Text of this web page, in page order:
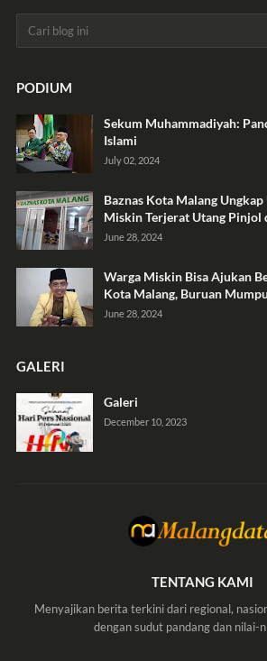
PODIUM
Sekum Muhammadiyah:
Islami
July 02, 2024
Baznas Kota Malang
Miskin Terjerat Utang Pinjol
June 28, 2024
Warga Miskin Bisa Ajukan
Kota Malang, Buruan
June 28, 2024
GALERI
Galeri
December 10, 2023
TENTANG KAMI
Menyajikan berita terkini dari regional,
dengan sudut pandang dan nilai-